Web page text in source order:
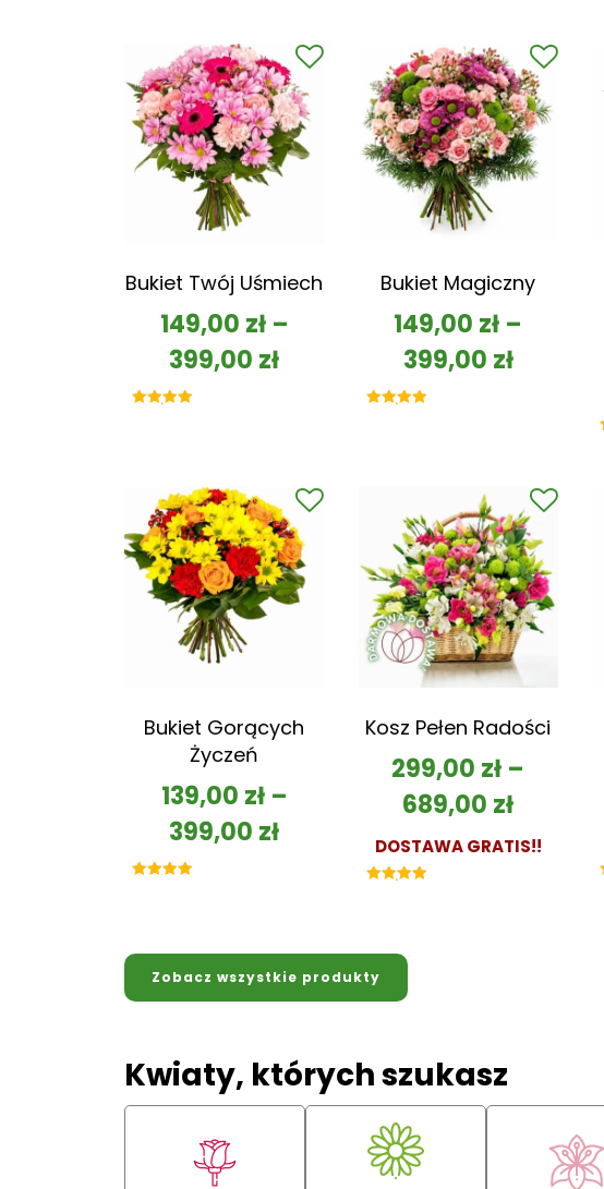
Bukiet Twój Uśmiech
149,00 zł–
399,00 zł
Bukiet Magiczny
149,00 zł –
399,00 zł
Bukiet Gorących
Życzeń
139,00 zł–
399,00 zł
Kosz Pełen Radości
299,00 zł –
689,00 zł
DOSTAWA GRATIS!!
Zobacz wszystkie produkty
Kwiaty, których szukasz